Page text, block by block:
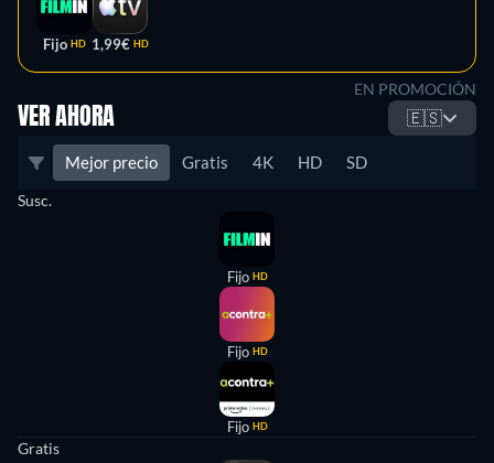
Fijo HD 1,99€ HD
EN PROMOCIÓN
VER AHORA 🇪🇸
Mejor precio Gratis 4K HD SD
Susc.
Fijo HD
Fijo HD
Fijo HD
Gratis